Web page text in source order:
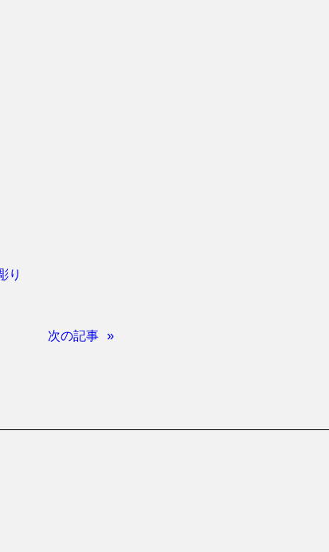
り
次の記事 »